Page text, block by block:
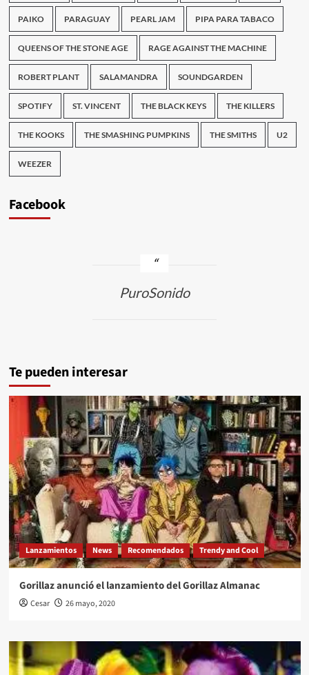
PAIKO PARAGUAY PEARL JAM PIPA PARA TABACO
QUEENS OF THE STONE AGE RAGE AGAINST THE MACHINE
ROBERT PLANT SALAMANDRA SOUNDGARDEN
SPOTIFY ST. VINCENT THE BLACK KEYS THE KILLERS
THE KOOKS THE SMASHING PUMPKINS THE SMITHS U2
WEEZER
Facebook
PuroSonido
Te pueden interesar
Lanzamientos News Recomendados Trendy and Cool
Gorillaz anunció el lanzamiento del Gorillaz Almanac
Cesar 26 mayo, 2020